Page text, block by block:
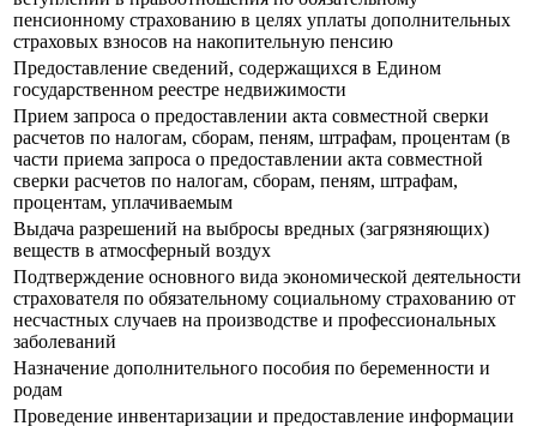
пенсионному страхованию в целях уплаты дополнительных
страховых взносов на накопительную пенсию
Предоставление сведений, содержащихся в Едином
государственном реестре недвижимости
Прием запроса о предоставлении акта совместной сверки
расчетов по налогам, сборам, пеням, штрафам, процентам (в
части приема запроса о предоставлении акта совместной
сверки расчетов по налогам, сборам, пеням, штрафам,
процентам, уплачиваемым
Выдача разрешений на выбросы вредных (загрязняющих)
веществ в атмосферный воздух
Подтверждение основного вида экономической деятельности
страхователя по обязательному социальному страхованию от
несчастных случаев на производстве и профессиональных
заболеваний
Назначение дополнительного пособия по беременности и
родам
Проведение инвентаризации и предоставление информации